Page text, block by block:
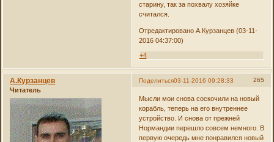
старину, так за похвалу хозяйке
считался.
Отредактировано А.Курзанцев (03-11-
2016 04:37:00)
+4
Поделиться 265
03-11-2016 09:28:33
А.Курзанцев
Читатель
Мысли мои снова соскочили на новый
корабль, теперь на его внутреннее
устройство. И снова от прежней
Нормандии перешло совсем немного. В
первую очередь мне понравился новый